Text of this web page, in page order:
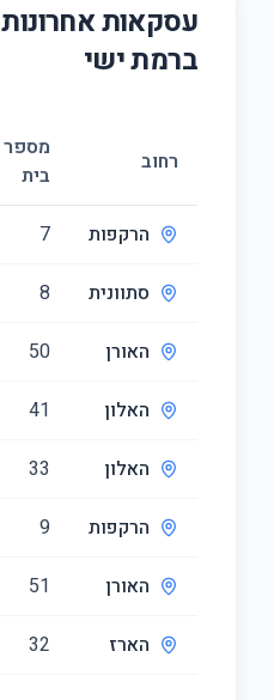
עסקאות אחרונות
ברמת ישי
רחוב
מספר
בית
הרקפות 7
סתוונית 8
האורן 50
האלון 41
האלון 33
הרקפות 9
האורן 51
הארז 32